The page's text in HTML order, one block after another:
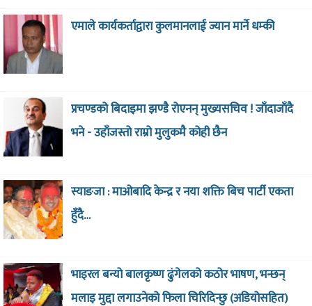
एमाले कार्यकर्ताद्वारा कुलमानलाई ज्यान मार्ने धम्की
प्रचण्डको बिदाइमा झण्डै रोएनन् मुख्यसचिव ! जाँदाजाँदै
भने - उहाँजस्तो राम्रो मुलुकमै कोही छैन
स्याङजा : माओबादि केन्द्र र नया शक्ति बिच पार्टी एकता
हुँदै…
भाइरल बन्यो बालकृष्ण ढुंगेलको कठोर भाषण, भन्छन्
मलाइ मुद्दा लगाउनेको फिला चिरिदिन्छु (अडियोसहित)